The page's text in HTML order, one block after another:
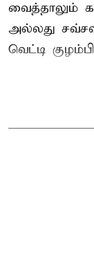
வைத்தாலும்
அல்லது
வெட்டி